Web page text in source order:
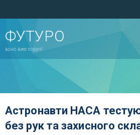
ФУТУРО
воно вже поруч!
Астронавти НАСА
без рук та захисного